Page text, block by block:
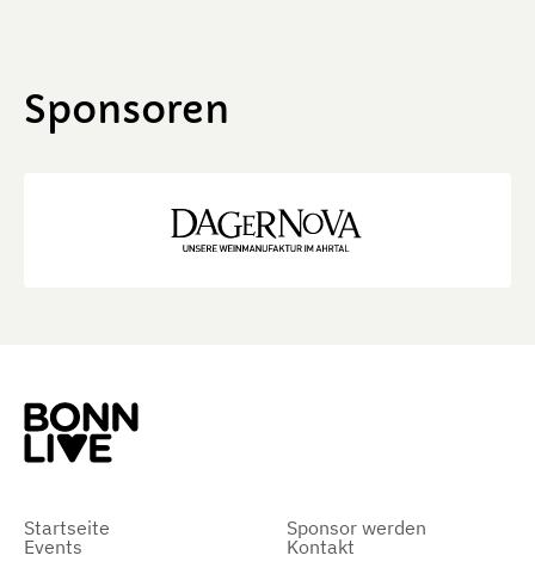
Sponsoren
Startseite
Events
Sponsor werden
Kontakt